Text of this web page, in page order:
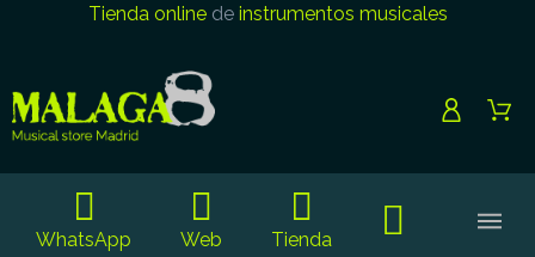
Tienda onlinede instrumentos musicales
WhatsApp Web Tienda